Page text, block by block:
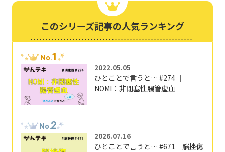
このシリーズ記事の人気ランキング
No.1
2022.05.05
ひとことで言うと… #274 ｜
NOMI：非閉塞性腸管虚血
No.2
2026.07.16
ひとことで言うと… #671｜脳挫傷